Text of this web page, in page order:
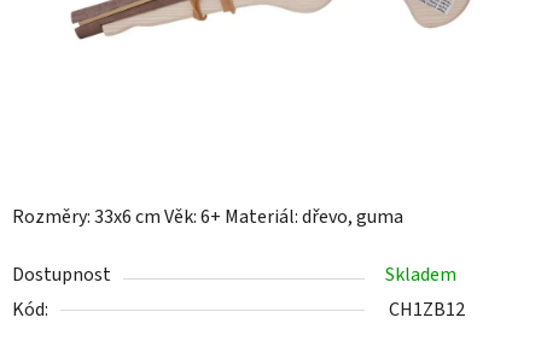
Rozměry: 33x6 cm Věk: 6+ Materiál: dřevo, guma
Dostupnost
Skladem
Kód:
CH1ZB12